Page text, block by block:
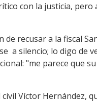
con la justicia, pero
recusar a la fiscal
a silencio; lo digo de
"me parece que
Víctor Hernández,